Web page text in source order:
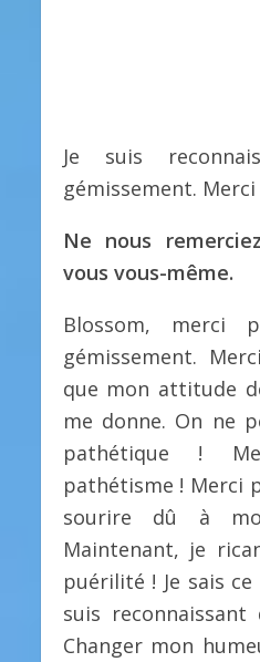
Je suis
gémissement. Merci
Ne nous
vous vous-même.
Blossom, merci
gémissement.
que mon attitude
me donne. On ne
pathétique !
pathétisme ! Merci
sourire dû à
Maintenant, je
puérilité ! Je sais
suis
Changer mon